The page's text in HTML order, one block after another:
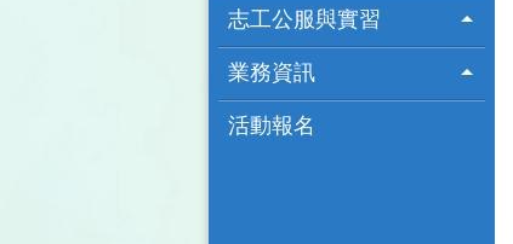
志工公服與實習
業務資訊
活動報名